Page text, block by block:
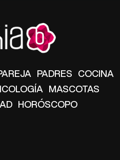
PADRES COCINA
MASCOTAS
HORÓSCOPO